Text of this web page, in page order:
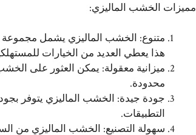
مميزات الخشب الماليزي:
متنوع: الخشب الماليزي يشمل مجموعة
هذا يعطي العديد من الخيارات
ميزانية معقولة: يمكن العثور على الخشب
محدودة.
جودة جيدة: الخشب الماليزي يتوفر
التطبيقات.
سهولة التصنيع: الخشب الماليزي من